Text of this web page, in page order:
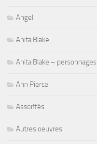
Angel
Anita Blake
Anita Blake – personnages
Ann Pierce
Assoiffés
Autres oeuvres